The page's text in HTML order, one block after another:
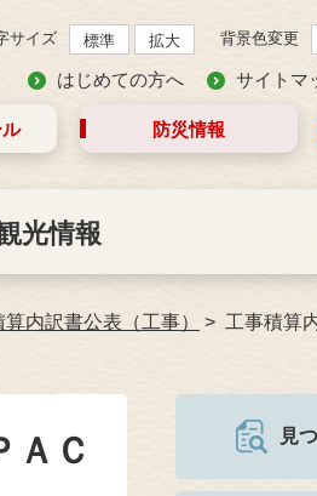
サイズ 標準 拡大 背景色変更
はじめての方へ サイトマ
ル 防災情報
光情報
算内訳書公表（工事）
工事積算
ＡＣ
見